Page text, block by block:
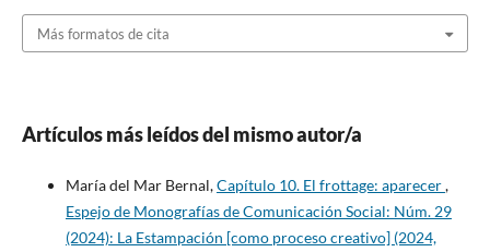
Más formatos de cita
Artículos más leídos del mismo autor/a
María del Mar Bernal,Capítulo 10. El frottage: aparecer,
Espejo de Monografías de Comunicación Social: Núm. 29
(2024): La Estampación [como proceso creativo] (2024,